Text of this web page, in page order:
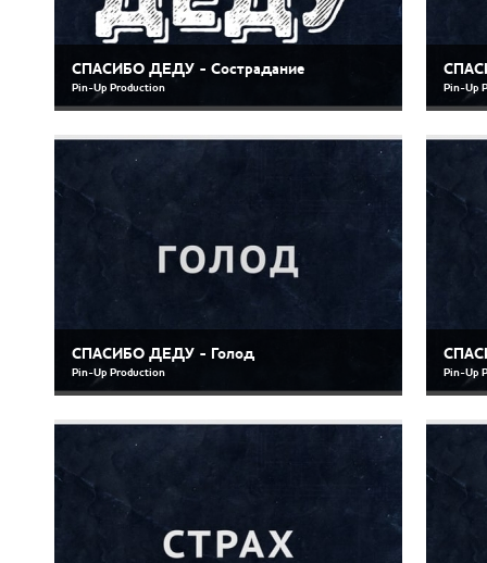
СПАСИБО ДЕДУ - Сострадание
Pin-Up Production Pin-Up
СПАСИБО ДЕДУ - Голод
Pin-Up Production Pin-Up